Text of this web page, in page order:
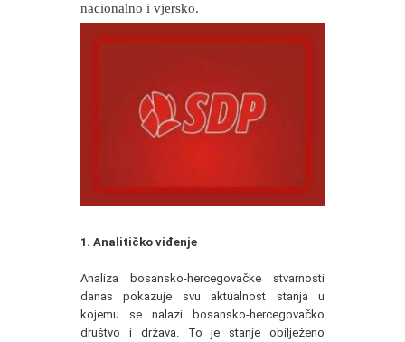
nacionalno i vjersko.
1. Analitičko viđenje
Analiza bosansko-hercegovačke stvarnosti
danas pokazuje svu aktualnost stanja u
kojemu se nalazi bosansko-hercegovačko
društvo i država. To je stanje obilježeno